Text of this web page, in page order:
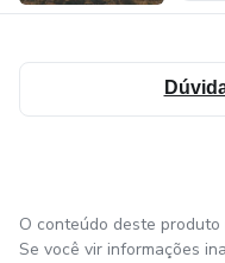
O conteúdo deste
Se você vir informações